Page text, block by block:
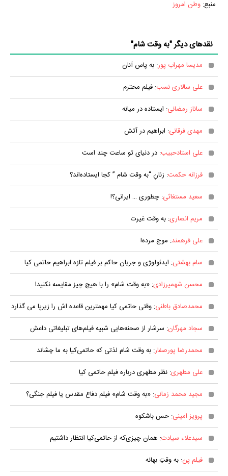
منبع:وطن امروز
نقدهای دیگر "به وقت شام"
مدیسا مهراب پور: به‌ پاس آنان
علی سالاری نسب: فیلم محترم
ساناز رمضانی: ایستاده در میانه
مهدی فرقانی: ابراهیم در آتش
علی استادحبیب: در دنیای تو ساعت چند است
فرزانه حکمت: زنانِ “به وقت شام ” کجا ایستاده‌اند؟
سعید مستغاثی: چطوری … ایرانی؟!
مریم انصاری: به وقت غیرت
علی فرهمند: موج مرده!
سام بهشتی: ایدئولوژی و جریان حاکم بر فیلم تازه ابراهیم حاتمی کیا
محسن شهمیرزادی: «به‌ وقت شام» را با هیچ‌ چیز مقایسه نکنید!
محمدصادق باطنی: وقتی حاتمی کیا مهمترین قاعده اش را زیرپا می گذارد
سجاد مهرگان: سرشار از صحنه‌هایی شبیه فیلم‌های تبلیغاتی داعش
محمدرضا پورصفار: به وقت شام لذتی که حاتمی‌کیا به ما چشاند
علی مطهری: نظر مطهری درباره فیلم حاتمی کیا
مجید محمد زمانی: «به وقت شام» فیلم دفاع مقدس یا فیلم جنگی؟
پرویز امینی: حس باشکوه
سیدعلاء سیادت: همان چیزی‌که از حاتمی‌کیا انتظار داشتیم
فیلم پن: به وقتِ بهانه